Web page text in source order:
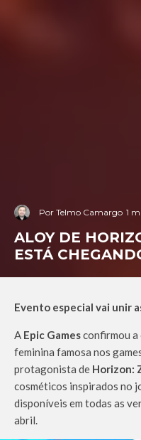
Por Telmo Camargo 1
ALOY DE
ESTÁ
Evento especial vai unir
A Epic Gamesconfirmou a
feminina famosa nos
protagonista de Horizon:
cosméticos inspirados no
disponíveis em todas as
abril.